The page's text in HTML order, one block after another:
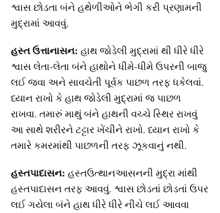
શ્વાસ છોડતા બંને હથેળીઓને ભેગી કરી પ્રણામની
મુદ્રામાં આવવું.
હસ્ત ઉત્તાનાસન: હાથ જોડેલી મુદ્રામાં થી ધીરે ધીરે
શ્વાસ લેતા-લેતા બંને હાથોને ધીમે-ધીમે ઉપરની બાજુ
લઈ જવા અને સાવચેતી પૂર્વક પાછળ તરફ ધકેલવાં.
ધ્યાન રાખો કે હાથ જોડેલી મુદ્રામાં જ પાછળ
રાખવા. તમારું માથું બંને હાથની વચ્ચે સ્થિર રાખવું
આ સાથે શરીરને ટટ્ટાર ખેંચીને રાખો. ધ્યાન રાખો કે
તમારે કમરમાંથી પાછળની તરફ ઝૂકવાનું નથી.
હસ્તપાદાસન: હસ્તઉત્થાનઆસનની મુદ્રા માંથી
હસ્તપાદાસન તરફ આવવું. શ્વાસ છોડતાં છોડતાં ઉપર
લઈ ગયેલા બંને હાથ ધીરે ધીરે નીચે લઈ આવવા